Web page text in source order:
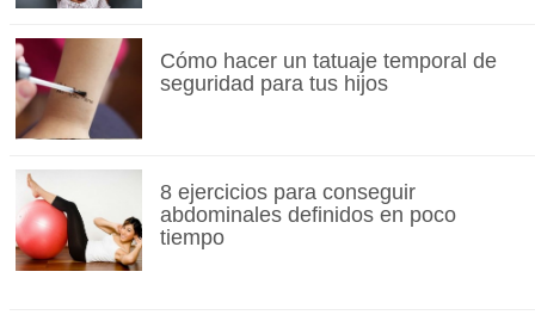
Cómo hacer un tatuaje temporal de
seguridad para tus hijos
8 ejercicios para conseguir
abdominales definidos en poco
tiempo